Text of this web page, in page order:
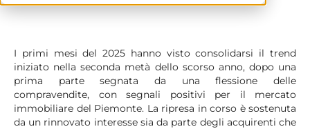
I primi mesi del 2025 hanno visto consolidarsi il trend
iniziato nella seconda metà dello scorso anno, dopo una
prima parte segnata da una flessione delle
compravendite, con segnali positivi per il mercato
immobiliare del Piemonte. La ripresa in corso è sostenuta
da un rinnovato interesse sia da parte degli acquirenti che